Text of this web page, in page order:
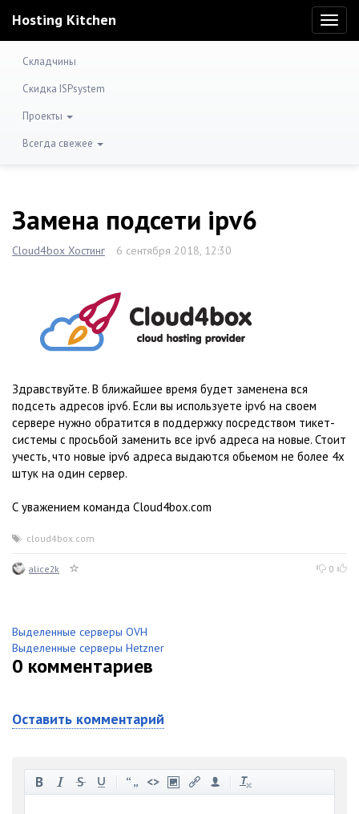
Hosting Kitchen
Складчины
Скидка ISPsystem
Проекты
Всегда свежее
Замена подсети ipv6
Cloud4box Хостинг 6 сентября 2018, 12:30
Здравствуйте. В ближайшее время будет заменена вся
подсеть адресов ipv6. Если вы используете ipv6 на своем
сервере нужно обратится в поддержку посредством тикет-
системы с просьбой заменить все ipv6 адреса на новые. Стоит
учесть, что новые ipv6 адреса выдаются обьемом не более 4х
штук на один сервер.
С уважением команда Cloud4box.com
cloud4box.com
alice2k 0
Выделенные серверы OVH
Выделенные серверы Hetzner
0 комментариев
Оставить комментарий